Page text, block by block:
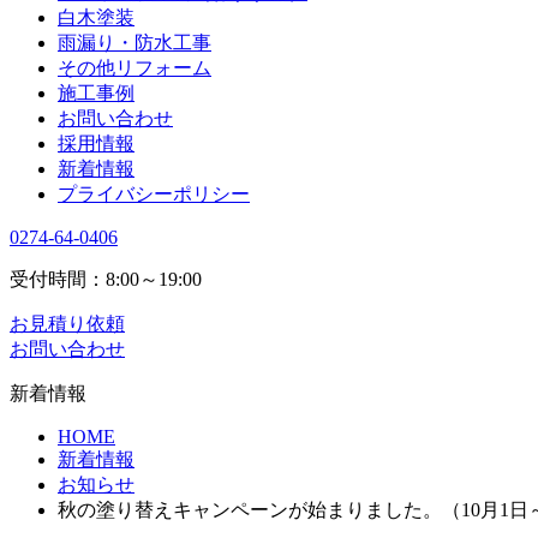
白木塗装
雨漏り・防水工事
その他リフォーム
施工事例
お問い合わせ
採用情報
新着情報
プライバシーポリシー
0274-64-0406
受付時間：8:00～19:00
お見積り依頼
お問い合わせ
新着情報
HOME
新着情報
お知らせ
秋の塗り替えキャンペーンが始まりました。（10月1日